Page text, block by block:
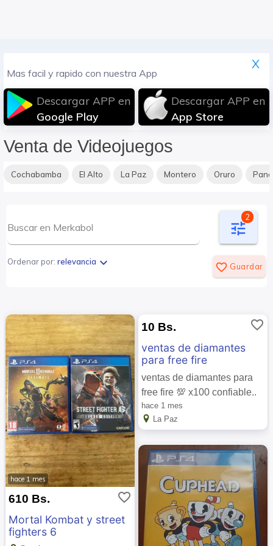
Mas facil y rapido con nuestra App
Descargar APP en
Google Play
Descargar APP en
App Store
X
Venta de Videojuegos
Cochabamba El Alto La Paz Montero Oruro
tune
2
Ordenar por: relevancia expand_more favorite_border Guardar
hace 1 mes
610 Bs. favorite_border
Mortal Kombat y street
fighters 6
10 Bs. favorite_border
ventas de diamantes
para free fire
ventas de diamantes para
free fire 💯 x100 confiable..
hace 1 mes
La Paz